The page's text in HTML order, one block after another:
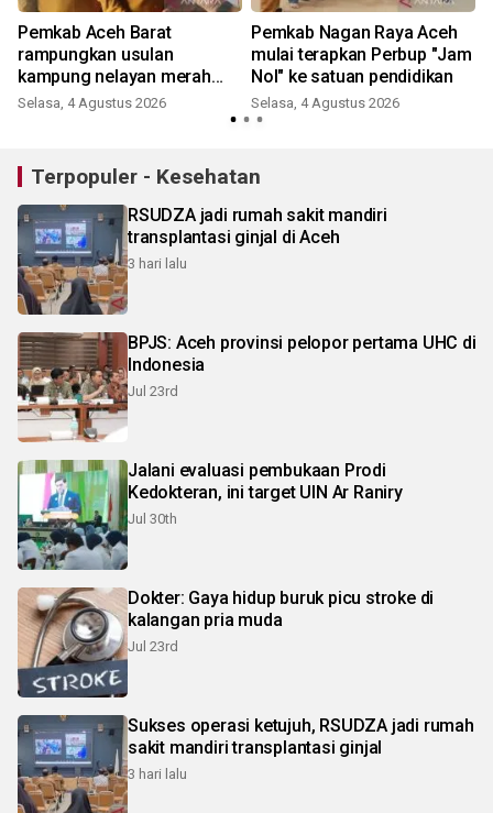
Pemkab Aceh Barat
rampungkan usulan
kampung nelayan merah
putih ke KKP
Selasa, 4 Agustus 2026
Pemkab Nagan Raya Aceh
mulai terapkan Perbup "Jam
Nol" ke satuan pendidikan
Selasa, 4 Agustus 2026
Terpopuler - Kesehatan
RSUDZA jadi rumah sakit mandiri
transplantasi ginjal di Aceh
3 hari lalu
BPJS: Aceh provinsi pelopor pertama UHC di
Indonesia
Jul 23rd
Jalani evaluasi pembukaan Prodi
Kedokteran, ini target UIN Ar Raniry
Jul 30th
Dokter: Gaya hidup buruk picu stroke di
kalangan pria muda
Jul 23rd
Sukses operasi ketujuh, RSUDZA jadi rumah
sakit mandiri transplantasi ginjal
3 hari lalu